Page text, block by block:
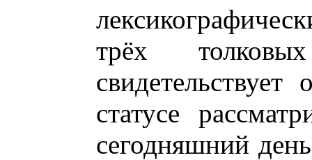
трёх
статусе
сегодняшний